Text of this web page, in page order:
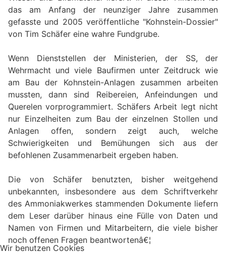
das am Anfang der neunziger Jahre zusammen
gefasste und 2005 veröffentliche "Kohnstein-Dossier"
von Tim Schäfer eine wahre Fundgrube.
Wenn Dienststellen der Ministerien, der SS, der
Wehrmacht und viele Baufirmen unter Zeitdruck wie
am Bau der Kohnstein-Anlagen zusammen arbeiten
mussten, dann sind Reibereien, Anfeindungen und
Querelen vorprogrammiert. Schäfers Arbeit legt nicht
nur Einzelheiten zum Bau der einzelnen Stollen und
Anlagen offen, sondern zeigt auch, welche
Schwierigkeiten und Bemühungen sich aus der
befohlenen Zusammenarbeit ergeben haben.
Die von Schäfer benutzten, bisher weitgehend
unbekannten, insbesondere aus dem Schriftverkehr
des Ammoniakwerkes stammenden Dokumente liefern
dem Leser darüber hinaus eine Fülle von Daten und
Namen von Firmen und Mitarbeitern, die viele bisher
noch offenen Fragen beantwortenâ€¦
Wir benutzen Cookies